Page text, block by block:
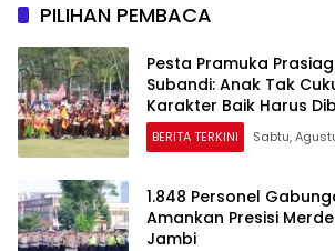
PILIHAN PEMBACA
Pesta Pramuka
Subandi: Anak Tak
Karakter Baik Harus
BERITA TERKINI Sabtu,
1.848 Personel
Amankan Presisi
Jambi